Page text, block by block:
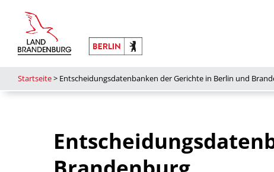
Startseite> Entscheidungsdatenbanken der Gerichte in Berlin und